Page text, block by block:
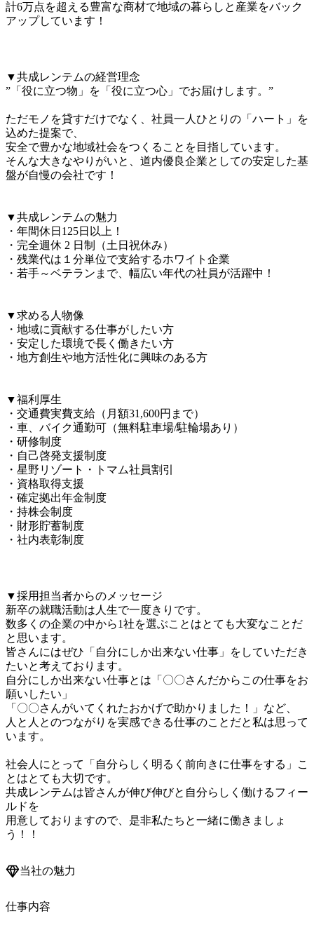
計6万点を超える豊富な商材で地域の暮らしと産業をバック
アップしています！
▼共成レンテムの経営理念
”「役に立つ物」を「役に立つ心」でお届けします。”
ただモノを貸すだけでなく、社員一人ひとりの「ハート」を
込めた提案で、
安全で豊かな地域社会をつくることを目指しています。
そんな大きなやりがいと、道内優良企業としての安定した基
盤が自慢の会社です！
▼共成レンテムの魅力
・年間休日125日以上！
・完全週休 2 日制（土日祝休み）
・残業代は１分単位で支給するホワイト企業
・若手～ベテランまで、幅広い年代の社員が活躍中！
▼求める人物像
・地域に貢献する仕事がしたい方
・安定した環境で長く働きたい方
・地方創生や地方活性化に興味のある方
▼福利厚生
・交通費実費支給（月額31,600円まで）
・車、バイク通勤可（無料駐車場/駐輪場あり）
・研修制度
・自己啓発支援制度
・星野リゾート・トマム社員割引
・資格取得支援
・確定拠出年金制度
・持株会制度
・財形貯蓄制度
・社内表彰制度
▼採用担当者からのメッセージ
新卒の就職活動は人生で一度きりです。
数多くの企業の中から1社を選ぶことはとても大変なことだ
と思います。
皆さんにはぜひ「自分にしか出来ない仕事」をしていただき
たいと考えております。
自分にしか出来ない仕事とは「〇〇さんだからこの仕事をお
願いしたい」
「〇〇さんがいてくれたおかげで助かりました！」など、
人と人とのつながりを実感できる仕事のことだと私は思って
います。
社会人にとって「自分らしく明るく前向きに仕事をする」こ
とはとても大切です。
共成レンテムは皆さんが伸び伸びと自分らしく働けるフィー
ルドを
用意しておりますので、是非私たちと一緒に働きましょ
当社の魅力
仕事内容